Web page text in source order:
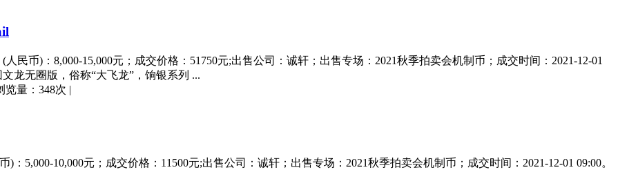
民币)：8,000-15,000元；成交价格：51750元;出售公司：诚轩；出售专场：2021秋季拍卖会机制币；成交时间：2021-12-01
龙无圈版，俗称“大飞龙”，饷银系列 ...
览量：348次 |
：5,000-10,000元；成交价格：11500元;出售公司：诚轩；出售专场：2021秋季拍卖会机制币；成交时间：2021-12-01 09:00。